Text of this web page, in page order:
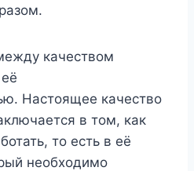
качеством
Настоящее качество
в том, как
то есть в её
необходимо